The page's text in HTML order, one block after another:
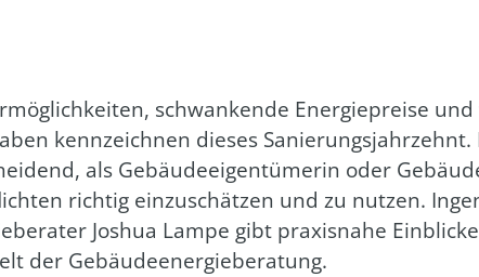
schwan­ken­de Ener­gie­prei­se
kenn­zeich­nen die­ses
als Gebäu­de­ei­gen­tü­me­rin oder
rich­tig ein­zu­schät­zen und zu nut­zen.
Joshua Lam­pe gibt pra­xis­na­he
der Gebäu­de­en­er­gie­be­ra­tung.